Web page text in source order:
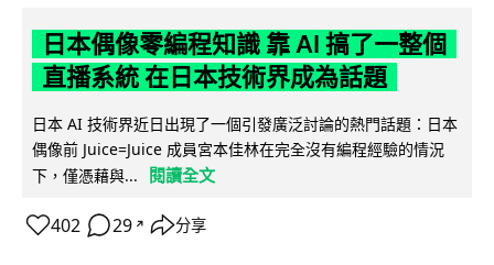
日本偶像零編程知識 靠 AI 搞了一整個
直播系統 在日本技術界成為話題
日本 AI 技術界近日出現了一個引發廣泛討論的熱門話題：日本
偶像前 Juice=Juice 成員宮本佳林在完全沒有編程經驗的情況
下，僅憑藉與...
閱讀全文
402 29 ↗ 分享